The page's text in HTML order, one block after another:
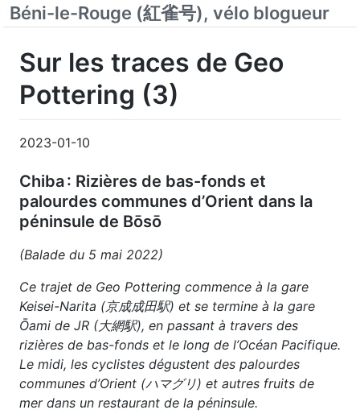
Béni-le-Rouge (紅雀号), vélo blogueur
Sur les traces de Geo
Pottering ­(3)
2023-01-10
Chiba : Rizières de bas-fonds et
palourdes communes d’Orient dans la
péninsule de Bōsō
(Balade du 5 mai 2022)
Ce trajet de Geo Pottering commence à la gare
Keisei-Narita (京成成田駅) et se termine à la gare
Ōami de JR (大網駅), en passant à travers des
rizières de bas-fonds et le long de l’Océan Pacifique.
Le midi, les cyclistes dégustent des palourdes
communes d’Orient (ハマグリ) et autres fruits de
mer dans un restaurant de la péninsule.